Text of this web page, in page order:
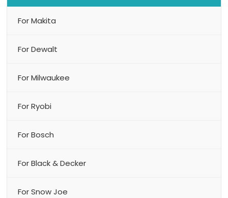
For Makita
For Dewalt
For Milwaukee
For Ryobi
For Bosch
For Black & Decker
For Snow Joe